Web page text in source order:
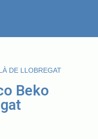
DE LLOBREGAT
Beko